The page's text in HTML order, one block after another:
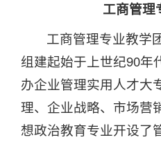
工商管理
工商管理专业教学
组建起始于上世纪90年
办企业管理实用人才大
理、企业战略、市场营
想政治教育专业开设了